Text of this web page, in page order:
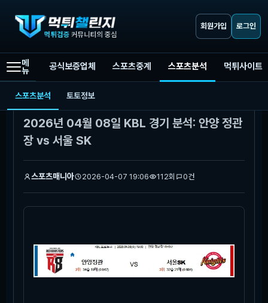
회원가입 로그인
메
뉴
공식보증업체 스포츠중계 스포츠분석 먹튀사이트
스포츠분석 토토정보
먹튀챌린지 스포츠분석
2026년 04월 08일 KBL 경기 분석: 안양 정관
장 vs 서울 SK
스포츠매니아 2026-04-07 19:06 112회 0건
본문